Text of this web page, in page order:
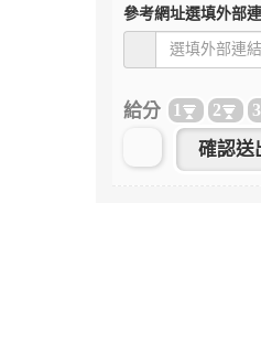
參考網址選填外部
給分 1 2 3